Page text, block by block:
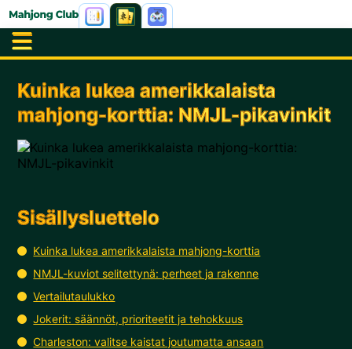
Kuinka lukea amerikkalaista
mahjong-korttia: NMJL-pikavinkit
Sisällysluettelo
Kuinka lukea amerikkalaista mahjong-korttia
NMJL-kuviot selitettynä: perheet ja rakenne
Vertailutaulukko
Jokerit: säännöt, prioriteetit ja tehokkuus
Charleston: valitse kaistat joutumatta ansaan